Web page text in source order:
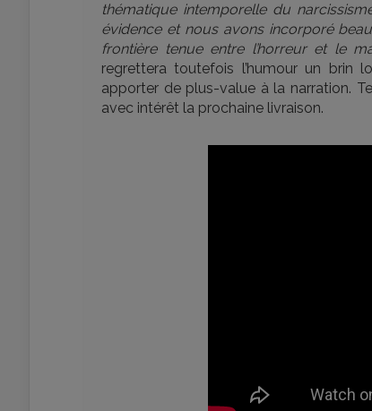
thématique intemporelle du
évidence et nous avons incorporé
frontière tenue entre l’horreur et le
regrettera toutefois l’humour un brin
apporter de plus-value à la narration.
avec intérêt la prochaine livraison.